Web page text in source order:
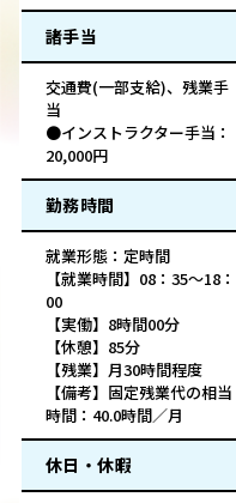
諸手当
交通費(一部支給)、残業手
当
●インストラクター手当：
20,000円
勤務時間
就業形態：定時間
【就業時間】08：35～18：
00
【実働】8時間00分
【休憩】85分
【残業】月30時間程度
【備考】固定残業代の相当
時間：40.0時間／月
休日・休暇